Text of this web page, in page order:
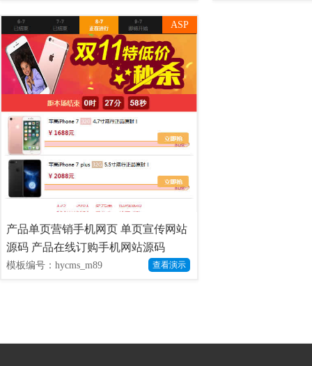
ASP
产品单页营销手机网页 单页宣传网站
源码 产品在线订购手机网站源码
模板编号：hycms_m89 查看演示